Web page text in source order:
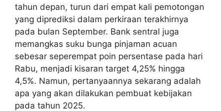
tahun depan, turun dari empat kali pemotongan
yang diprediksi dalam perkiraan terakhirnya
pada bulan September. Bank sentral juga
memangkas suku bunga pinjaman acuan
sebesar seperempat poin persentase pada hari
Rabu, menjadi kisaran target 4,25% hingga
4,5%. Namun, pertanyaannya sekarang adalah
apa yang akan dilakukan pembuat kebijakan
pada tahun 2025.